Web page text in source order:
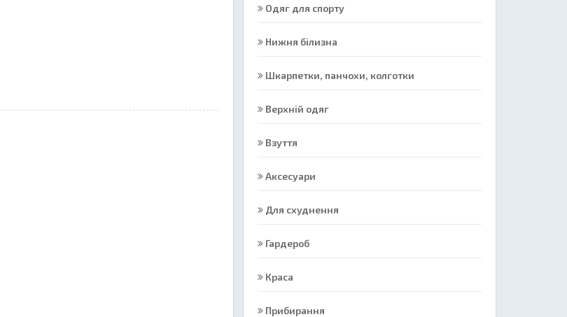
Одяг для спорту
Нижня білизна
Шкарпетки, панчохи, колготки
Верхній одяг
Взуття
Аксесуари
Для схуднення
Гардероб
Краса
Прибирання